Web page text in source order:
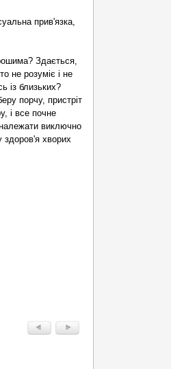
прив'язка,
Здається,
не розуміє і не
із близьких?
порчу, пристріт
і все почне
виключно
здоров'я хворих